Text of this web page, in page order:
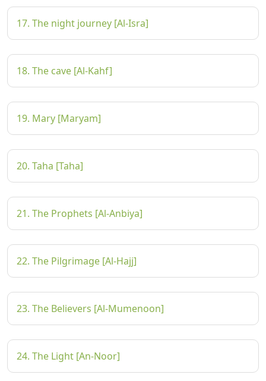
17. The night journey [Al-Isra]
18. The cave [Al-Kahf]
19. Mary [Maryam]
20. Taha [Taha]
21. The Prophets [Al-Anbiya]
22. The Pilgrimage [Al-Hajj]
23. The Believers [Al-Mumenoon]
24. The Light [An-Noor]